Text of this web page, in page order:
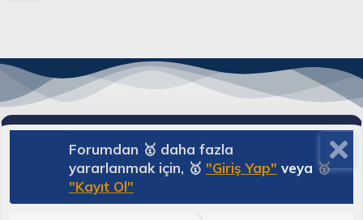
Forumdan 🥇 daha fazla
yararlanmak için, 🥇 "Giriş Yap" veya 🥇
"Kayıt Ol"